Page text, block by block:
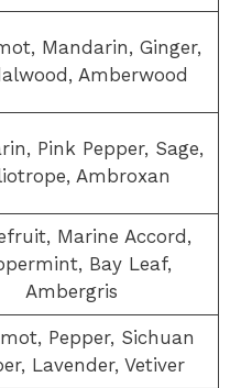
Mandarin, Ginger,
Amberwood
Pink Pepper, Sage,
Ambroxan
Marine Accord,
Bay Leaf,
Ambergris
Pepper, Sichuan
Lavender, Vetiver